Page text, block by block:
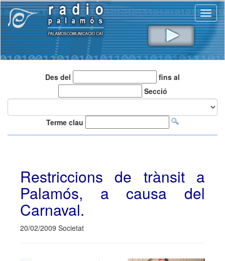
Des del
fins al
Secció
Terme clau
Restriccions de trànsit a
Palamós, a causa del
Carnaval.
20/02/2009 Societat